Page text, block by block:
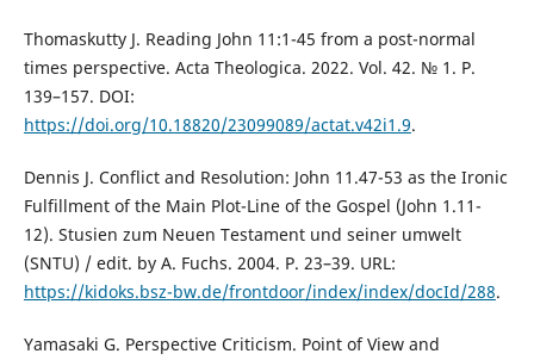
Thomaskutty J. Reading John 11:1-45 from a post-normal
times perspective. Acta Theologica. 2022. Vol. 42. № 1. P.
139–157. DOI:
https://doi.org/10.18820/23099089/actat.v42i1.9.
Dennis J. Conflict and Resolution: John 11.47-53 as the Ironic
Fulfillment of the Main Plot-Line of the Gospel (John 1.11-
12). Stusien zum Neuen Testament und seiner umwelt
(SNTU) / edit. by A. Fuchs. 2004. P. 23–39. URL:
https://kidoks.bsz-bw.de/frontdoor/index/index/docId/288.
Yamasaki G. Perspective Criticism. Point of View and